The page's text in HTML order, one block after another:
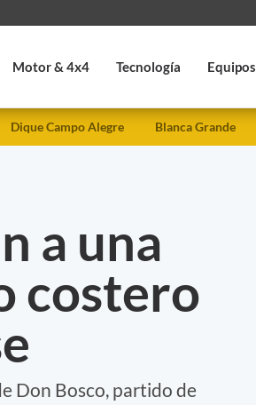
Motor & 4x4 Tecnología Equipos
Dique Campo Alegre Blanca Grande
a una
costero
Don Bosco, partido de